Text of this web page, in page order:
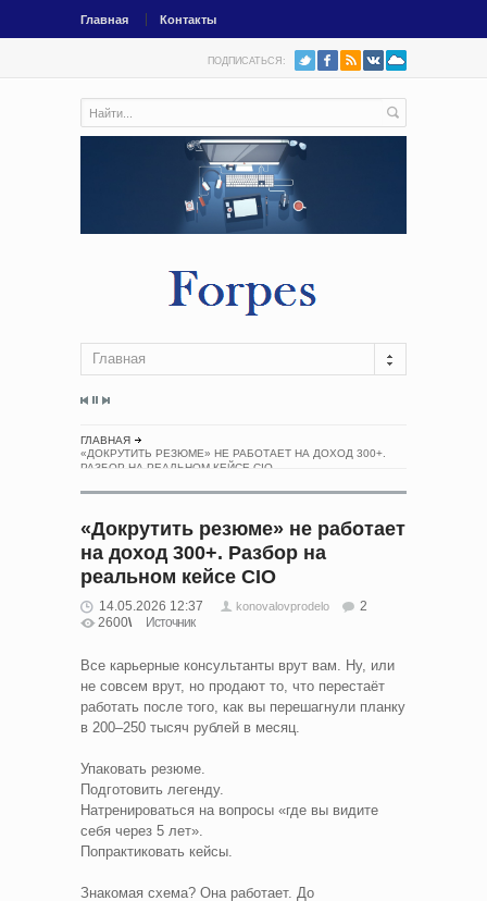
Главная Контакты
ПОДПИСАТЬСЯ:
Главная
ГЛАВНАЯ
«ДОКРУТИТЬ РЕЗЮМЕ» НЕ РАБОТАЕТ НА ДОХОД 300+.
РАЗБОР НА РЕАЛЬНОМ КЕЙСЕ CIO
«Докрутить резюме» не работает
на доход 300+. Разбор на
реальном кейсе CIO
14.05.2026 12:37 konovalovprodelo
2
2600
Источник
Все карьерные консультанты врут вам. Ну, или
не совсем врут, но продают то, что перестаёт
работать после того, как вы перешагнули планку
в 200–250 тысяч рублей в месяц.
Упаковать резюме.
Подготовить легенду.
Натренироваться на вопросы «где вы видите
себя через 5 лет».
Попрактиковать кейсы.
Знакомая схема? Она работает. До